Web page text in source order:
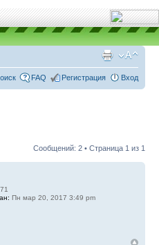
FAQ Регистрация Вход
Сообщений: 2 • Страница 1 из 1
Пн мар 20, 2017 3:49 pm